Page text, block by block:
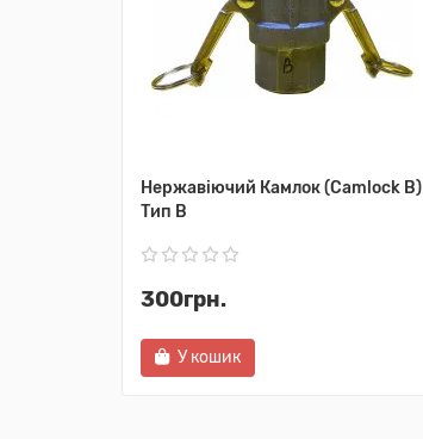
Нержавіючий Камлок (Camlock B)
Тип B
300грн.
У кошик